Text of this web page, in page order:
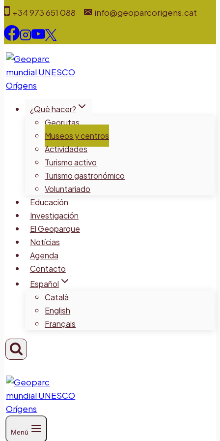
al
contenido
+34 973 651 088 info@geoparcorigens.cat
¿Què hacer?
Georutas
Museos y centros
Actividades
Turismo activo
Turismo gastronómico
Voluntariado
Educación
Investigación
El Geoparque
Notícias
Agenda
Contacto
Español
Català
English
Français
Menú